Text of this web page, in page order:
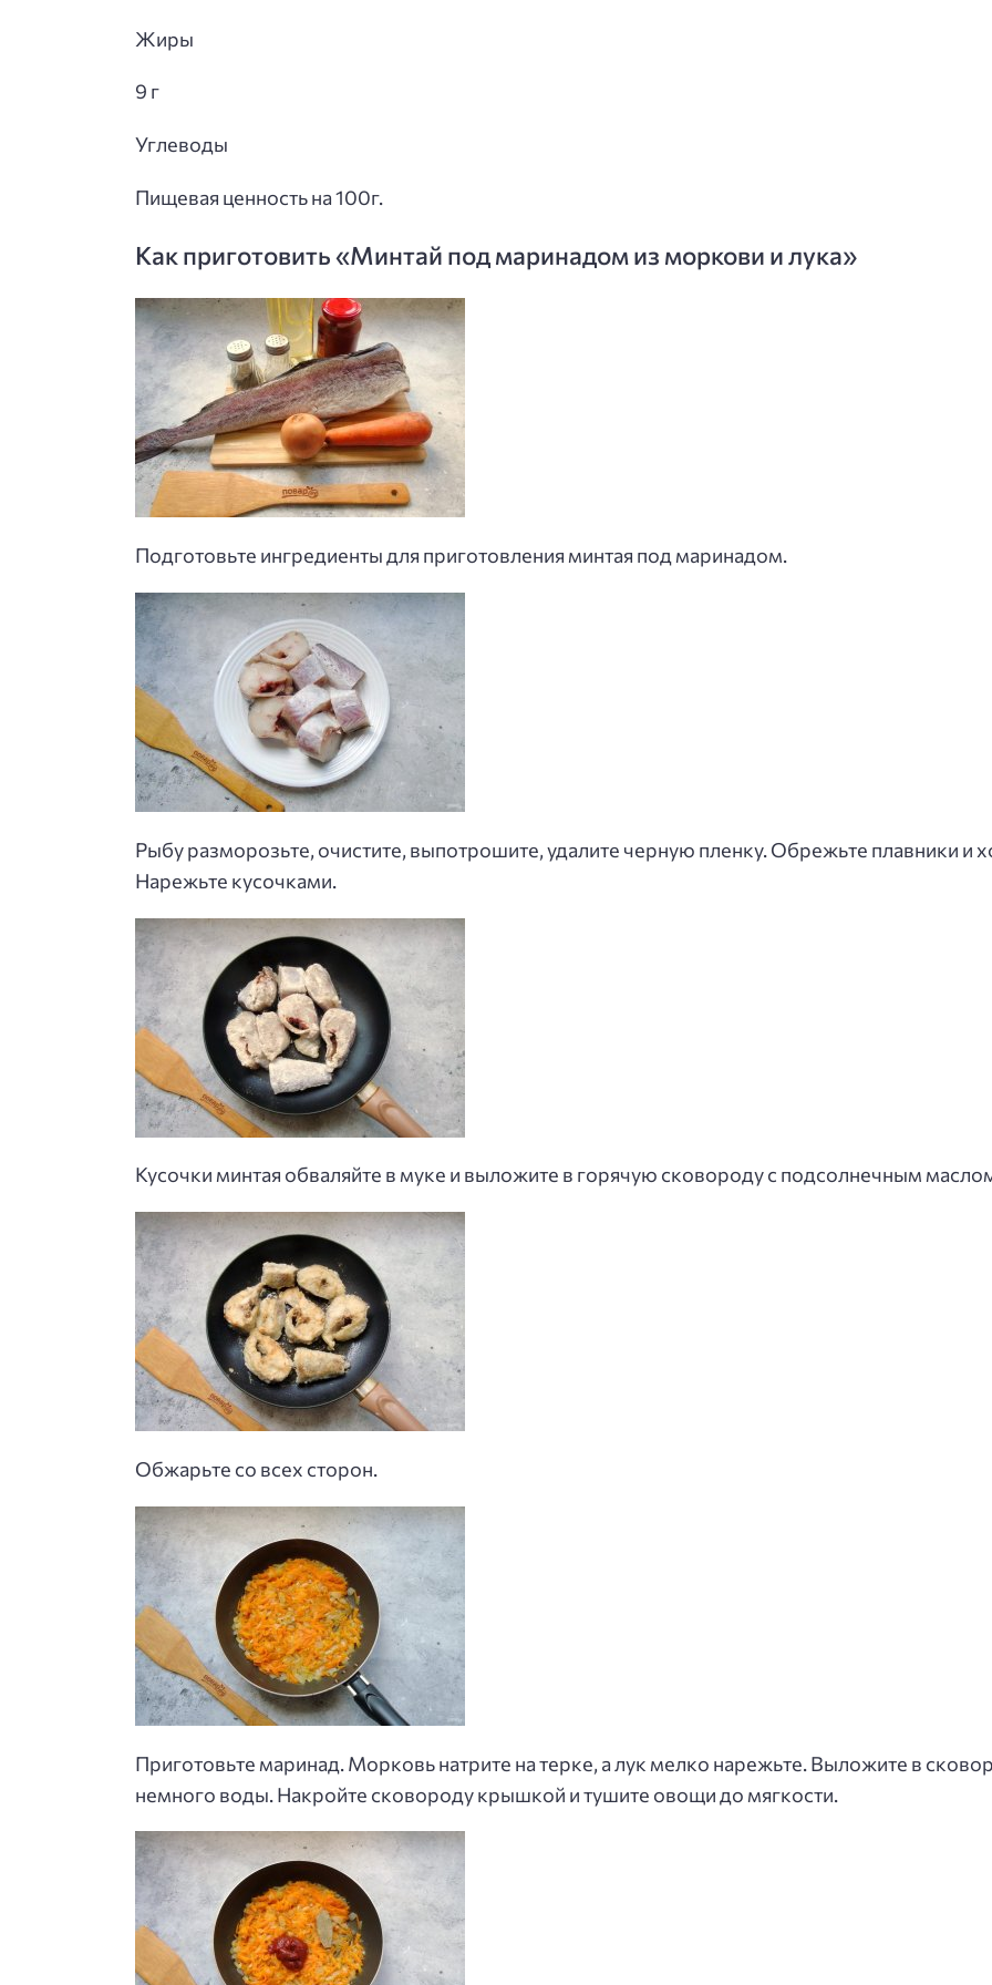
Жиры
9 г
Углеводы
Пищевая ценность на 100г.
Как приготовить «Минтай под маринадом из моркови и лука»
Подготовьте ингредиенты для приготовления минтая под маринадом.
Рыбу разморозьте, очистите, выпотрошите, удалите черную пленку. Обрежьте плавники и
Нарежьте кусочками.
Кусочки минтая обваляйте в муке и выложите в горячую сковороду с подсолнечным
Обжарьте со всех сторон.
Приготовьте маринад. Морковь натрите на терке, а лук мелко нарежьте. Выложите в
немного воды. Накройте сковороду крышкой и тушите овощи до мягкости.